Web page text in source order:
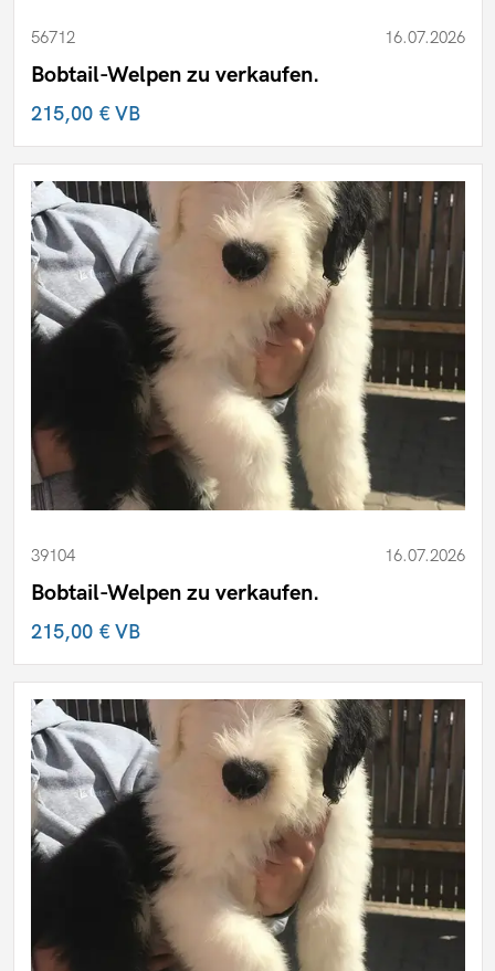
56712 16.07.2026
Bobtail-Welpen zu verkaufen.
215,00 €VB
39104 16.07.2026
Bobtail-Welpen zu verkaufen.
215,00 €VB